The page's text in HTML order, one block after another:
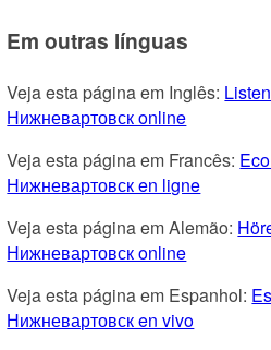
Em outras línguas
Veja esta página em Inglês:
Нижневартовск online
Veja esta página em Francês:
Нижневартовск en ligne
Veja esta página em Alemão:
Нижневартовск online
Veja esta página em Espanhol:
Нижневартовск en vivo